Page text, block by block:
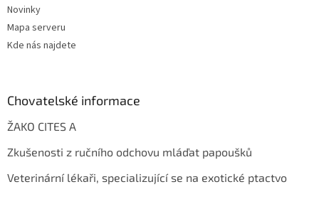
Novinky
Mapa serveru
Kde nás najdete
Chovatelské informace
ŽAKO CITES A
Zkušenosti z ručního odchovu mláďat papoušků
Veterinární lékaři, specializující se na exotické ptactvo